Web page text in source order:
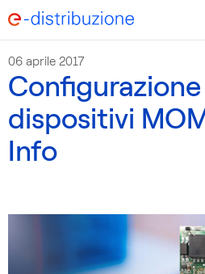
06 aprile 2017
Configurazione
dispositivi
Info